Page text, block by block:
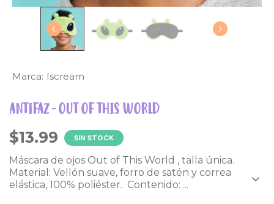
Marca: Iscream
ANTIFAZ - OUT OF THIS WORLD
$13.99 SIN STOCK
Máscara de ojos Out of This World , talla única.
Material: Vellón suave, forro de satén y correa
elástica, 100% poliéster. Contenido: ...